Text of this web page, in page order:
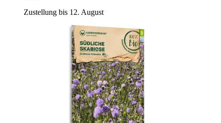
Zustellung bis 12. August